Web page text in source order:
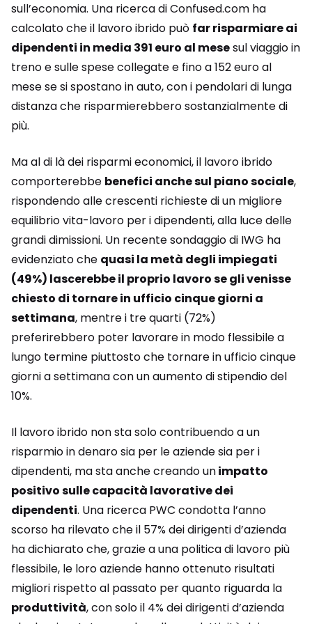
sull’economia. Una ricerca di Confused.com ha
calcolato che il lavoro ibrido può far risparmiare ai
dipendenti in media 391 euro al mesesul viaggio in
treno e sulle spese collegate e fino a 152 euro al
mese se si spostano in auto, con i pendolari di lunga
distanza che risparmierebbero sostanzialmente di
più.
Ma al di là dei risparmi economici, il lavoro ibrido
comporterebbe benefici anche sul piano sociale,
rispondendo alle crescenti richieste di un migliore
equilibrio vita-lavoro per i dipendenti, alla luce delle
grandi dimissioni. Un recente sondaggio di IWG ha
evidenziato che quasi la metà degli impiegati
(49%) lascerebbe il proprio lavoro se gli venisse
chiesto di tornare in ufficio cinque giorni a
settimana, mentre i tre quarti (72%)
preferirebbero poter lavorare in modo flessibile a
lungo termine piuttosto che tornare in ufficio cinque
giorni a settimana con un aumento di stipendio del
10%.
Il lavoro ibrido non sta solo contribuendo a un
risparmio in denaro sia per le aziende sia per i
dipendenti, ma sta anche creando unimpatto
positivo sulle capacità lavorative dei
dipendenti. Una ricerca PWC condotta l’anno
scorso ha rilevato che il 57% dei dirigenti d’azienda
ha dichiarato che, grazie a una politica di lavoro più
flessibile, le loro aziende hanno ottenuto risultati
migliori rispetto al passato per quanto riguarda la
produttività, con solo il 4% dei dirigenti d’azienda